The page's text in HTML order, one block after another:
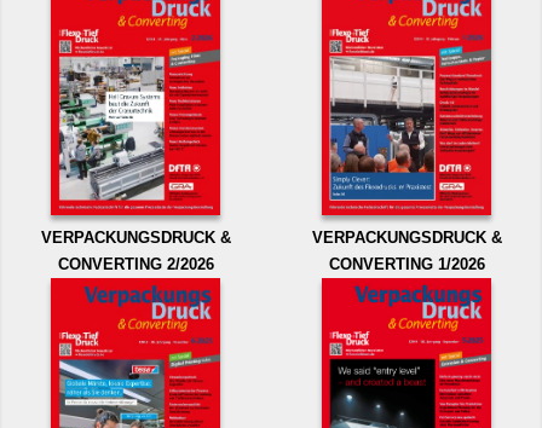
VERPACKUNGSDRUCK &
CONVERTING 2/2026
VERPACKUNGSDRUCK &
CONVERTING 1/2026